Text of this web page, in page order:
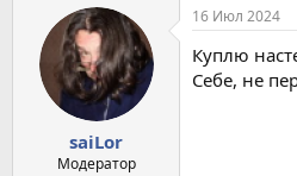
т
а
н
а
ч
а
л
а
saiLor
Модератор
16 Июл 2024
Куплю
Себе, не